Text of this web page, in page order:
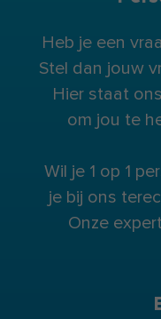
Heb je een
Stel dan jouw
Hier staat
om jou te
Wil je 1 op 1
je bij ons
Onze